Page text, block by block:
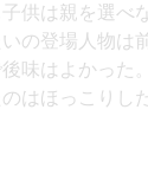
供は親を選べ
の登場人物は
味はよかった
はほっこりした